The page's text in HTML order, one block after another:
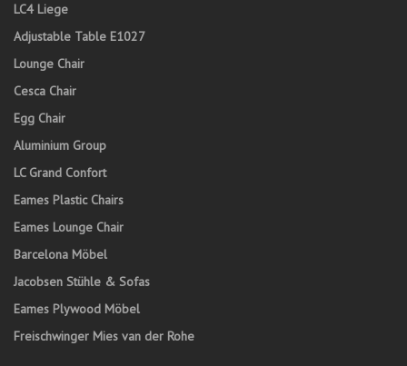
LC4 Liege
Adjustable Table E1027
Lounge Chair
Cesca Chair
Egg Chair
Aluminium Group
LC Grand Confort
Eames Plastic Chairs
Eames Lounge Chair
Barcelona Möbel
Jacobsen Stühle & Sofas
Eames Plywood Möbel
Freischwinger Mies van der Rohe